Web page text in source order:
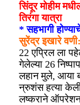
सिंदूर मोहीम
तिरंगा यात्रा
* सहभागी
सुरेंद्र इखारे
22 एप्रिल ला
गेलेल्या 26
लहान मुले, आया
न्रुशंस हत्या
लष्कराने ऑपरेशन